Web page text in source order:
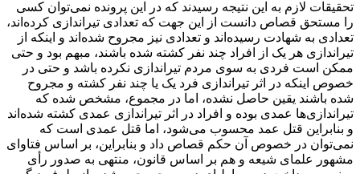
تحقیقات لازم به این نتیجه رسیدند که در این پرونده نمی‌توان کسی
را مستحق قصاص دانست از این جهت که تعدادی تیراندازی کرده‌اند،
تعدادی به شهادت رسیده‌اند و تعدادی نیز مجروح شده‌اند و اینکه از
تیراندازی هر یک از افراد چند نفر کشته شده باشند، مبهم بود و حتی
ممکن است فردی به سوی مردم تیراندازی نکرده باشد و حتی در
خصوص اینکه در اثر تیراندازی فرد یک یا چند نفر کشته و مجروح
شده باشند یقین حاصل نشده، اما در مجموع، مشخص شده که
تیراندازی‌ها عمدی بوده و افراد در اثر تیراندازی عمدی کشته شده‌اند
و بنابراین قتل عمد محسوب می‌شود، اما قتل عمدی است که
نمی‌توان در خصوص آن حکم قصاص داد و بنابراین، بر اساس فتاوای
مشهور علمای شیعه و هم بر اساس قانون، منتهی به صدور رأی